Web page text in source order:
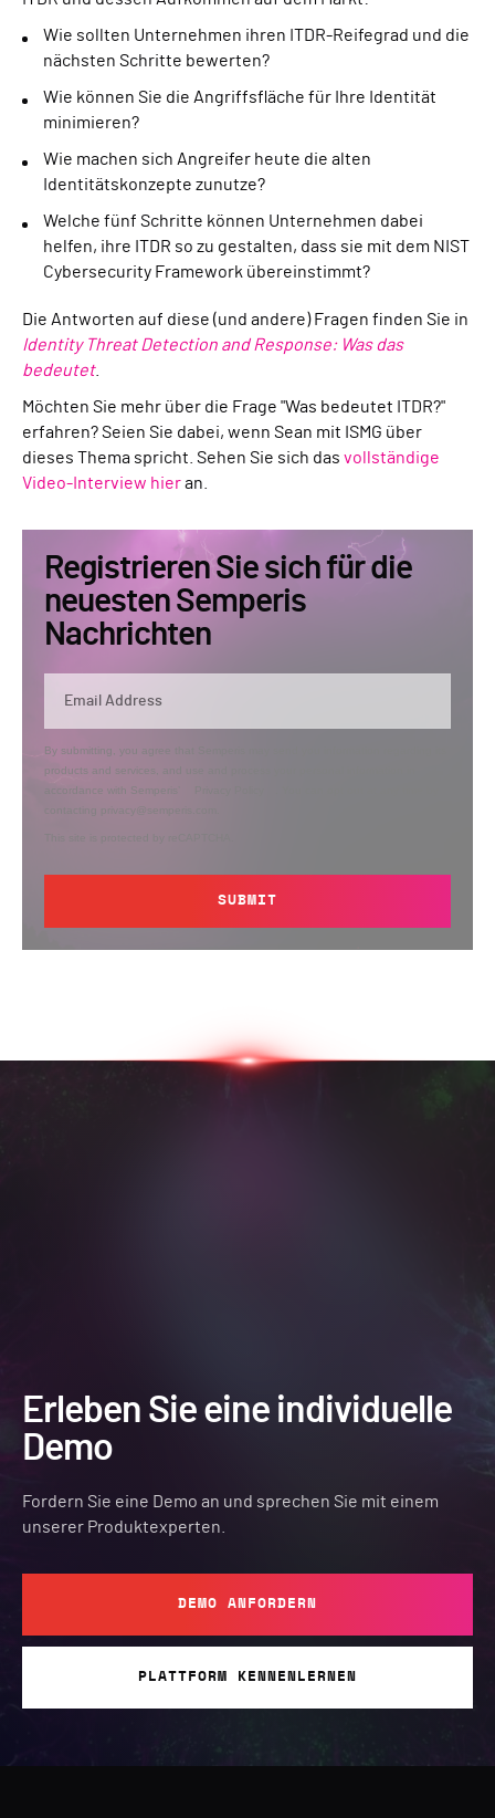
Wie sollten Unternehmen ihren ITDR-Reifegrad und die
nächsten Schritte bewerten?
Wie können Sie die Angriffsfläche für Ihre Identität
minimieren?
Wie machen sich Angreifer heute die alten
Identitätskonzepte zunutze?
Welche fünf Schritte können Unternehmen dabei
helfen, ihre ITDR so zu gestalten, dass sie mit dem NIST
Cybersecurity Framework übereinstimmt?
Die Antworten auf diese (und andere) Fragen finden Sie in
Identity Threat Detection and Response: Was das
bedeutet.
Möchten Sie mehr über die Frage "Was bedeutet ITDR?"
erfahren? Seien Sie dabei, wenn Sean mit ISMG über
dieses Thema spricht. Sehen Sie sich das vollständige
Video-Interview hieran.
Registrieren Sie sich für die
neuesten Semperis
Nachrichten
By submitting, you agree that Semperis may send you information regarding its
products and services, and use and process your personal information in
accordance with Semperis’
contacting privacy@semperis.com.
SUBMIT
Erleben Sie eine individuelle
Demo
Fordern Sie eine Demo an und sprechen Sie mit einem
unserer Produktexperten.
DEMO ANFORDERN
PLATTFORM KENNENLERNEN